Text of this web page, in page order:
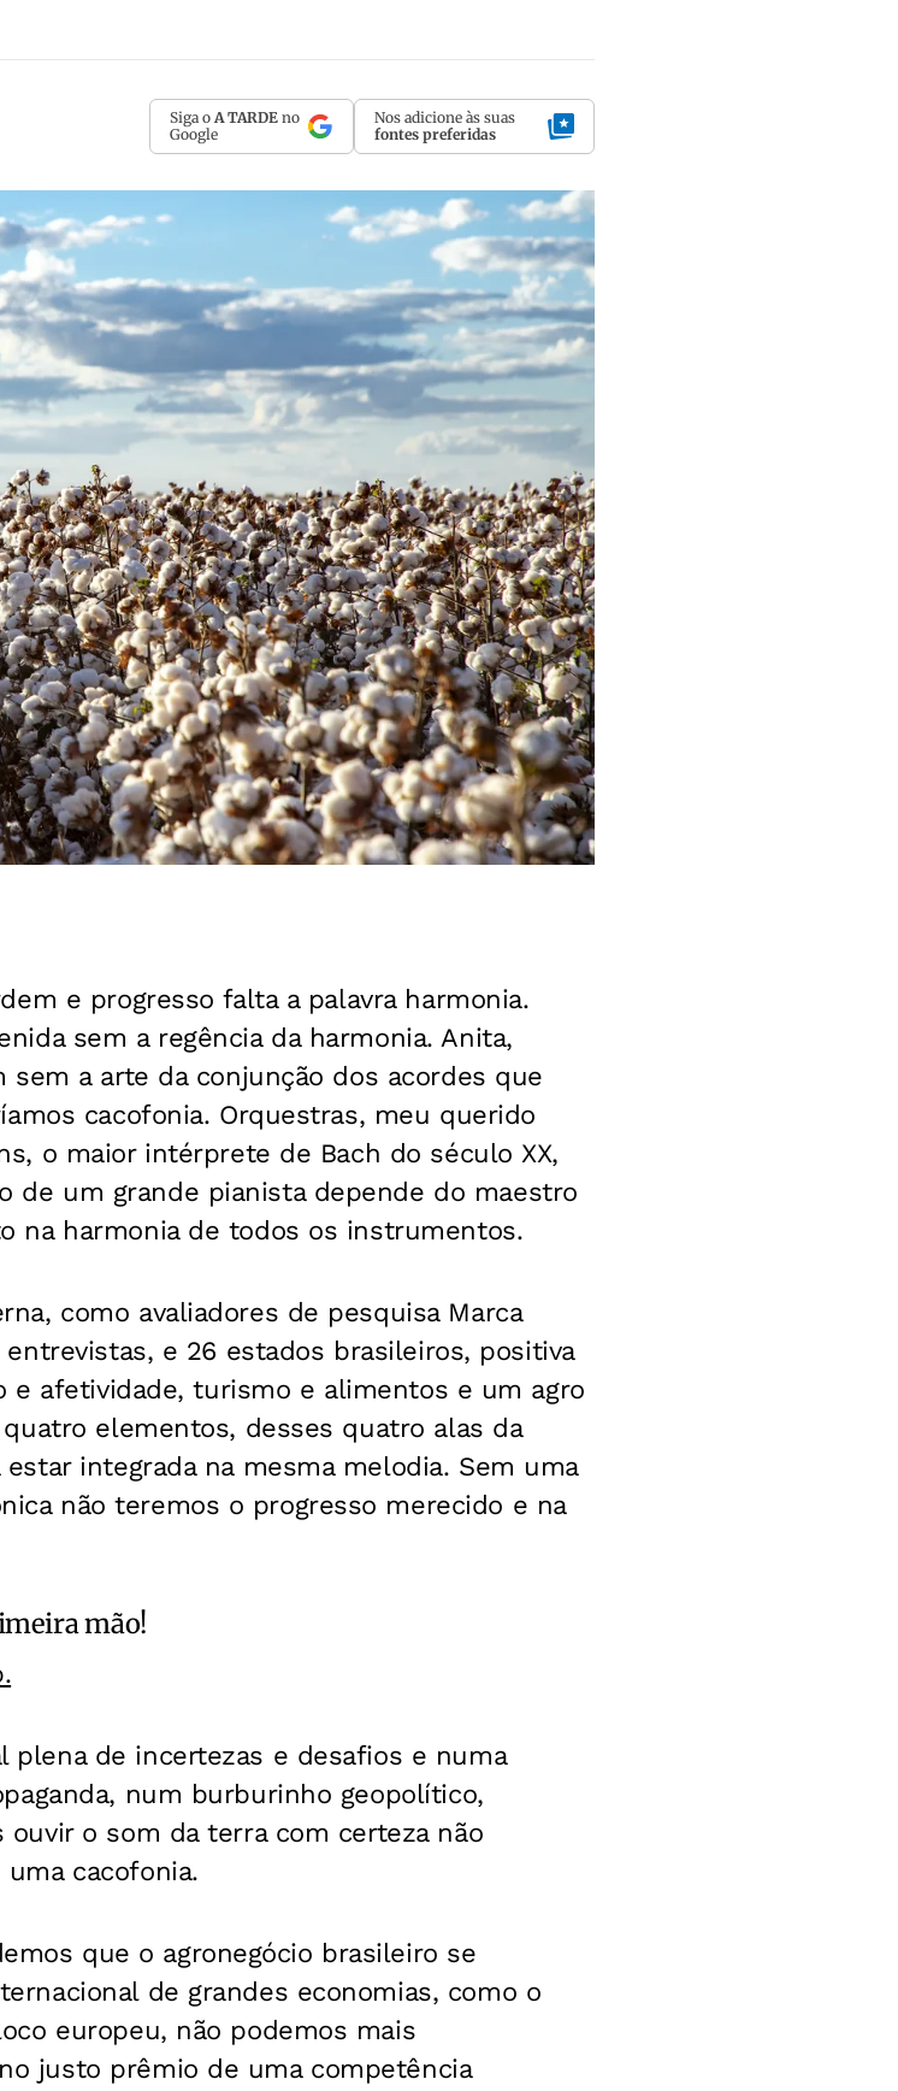
Siga o A TARDE no
Google
Nos adicione às suas
fontes preferidas
e progresso falta a palavra harmonia.
sem a regência da harmonia. Anita,
sem a arte da conjunção dos acordes que
cacofonia. Orquestras, meu querido
o maior intérprete de Bach do século XX,
de um grande pianista depende do maestro
na harmonia de todos os instrumentos.
como avaliadores de pesquisa Marca
e 26 estados brasileiros, positiva
e afetividade, turismo e alimentos e um agro
elementos, desses quatro alas da
integrada na mesma melodia. Sem uma
não teremos o progresso merecido e na
mão!
plena de incertezas e desafios e numa
num burburinho geopolítico,
o som da terra com certeza não
cacofonia.
que o agronegócio brasileiro se
de grandes economias, como o
europeu, não podemos mais
justo prêmio de uma competência